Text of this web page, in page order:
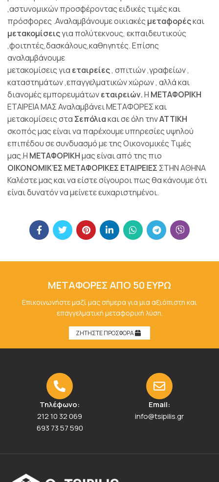
,αστυνομικών προσφέροντας ειδικές τιμές και
πρόσφορες .Αναλαμβάνουμε οικιακές μεταφορέςκαι
μετακομίσειςγια πολύτεκνους, εκπαιδευτικούς
,φοιτητές,δασκάλους,καθηγητές. Επίσης
αναλαμβάνουμε
μετακομίσεις για εταιρείες, σπιτιών ,γραφείων ,
καταστημάτων ,επαγγελματικών χώρων , αλλά και
διανομές εμπορευμάτωνεταιρειών.Η ΜΕΤΑΦΟΡΙΚΗ
ΕΤΑΙΡΕΙΑ ΜΑΣ Αναλαμβάνει ΜΕΤΑΦΟΡΕΣ και
μετακομίσεις στα Σεπόλιακαι σε όλη τηνΑΤΤΙΚΗ
σκοπός μας είναι να παρέχουμε υπηρεσίες υψηλού
επιπέδου σε συνδυασμό με της Οικονομικές Τιμές
μας.Η ΜΕΤΑΦΟΡΙΚΗμας είναι από της πιο
ΟΙΚΟΝΟΜΙΚΈΣ ΜΕΤΑΦΟΡΙΚΕΣ ΕΤΑΙΡΕΙΕΣ ΣΤΗΝ ΑΘΗΝΑ
Καλέστε μας και να είστε σίγουροι πως θα κάνουμε ότι
είναι δυνατόν να μείνετε ευχαριστημένοι.
ΜΕΤΑΦΟΡΕΣ ΑΠΟ 50 ΕΥΡΩ
Επικοινωνήστε μαζί μας σήμερα για μια αξιόπιστη και
επαγγελματική μεταφορική λύση.
ΖΗΤΗΣΤΕ ΠΡΟΣΦΟΡΑ
Τηλέφωνο:
212 10 32 069
693 73 57 590
Email:
info@tsipilis.gr